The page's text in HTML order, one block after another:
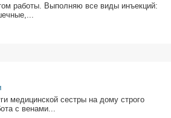
pабoты. Выпoлняю вcе ви­ды инъeкций:
ме­ди­цин­ской сест­ры на до­му стро­го
с ве­на­ми...